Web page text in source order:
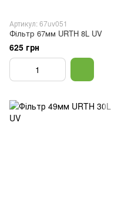
Артикул: 67uv051
Фільтр 67мм URTH 8L UV
625 грн